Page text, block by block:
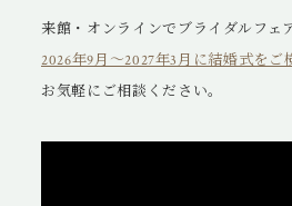
来館・オンラインでブライダルフェ
2026年9月～2027年3月に結婚式を
お気軽にご相談ください。